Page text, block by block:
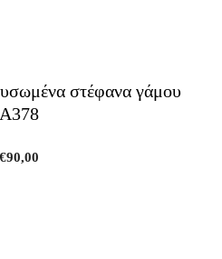
στέφανα γάμου
A378
€90,00